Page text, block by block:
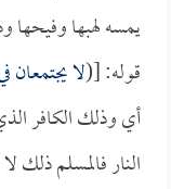
يمسه لهبها وفيحها
قوله: [(لا
أي وذلك الكافر
النار فالمسلم ذلك